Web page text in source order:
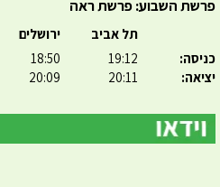
פרשת השבוע: פרשת ראה
כניסה:
יציאה:
תל אביב
19:12
20:11
ירושלים
18:50
20:09